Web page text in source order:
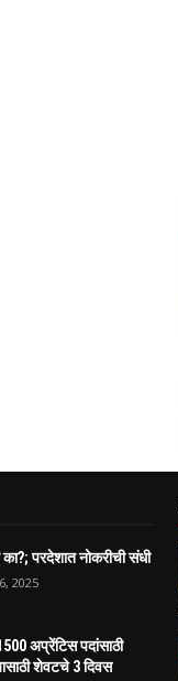
परदेशात नोकरीची संधी
2025
अप्रेंटिस पदांसाठी
शेवटचे 3 दिवस